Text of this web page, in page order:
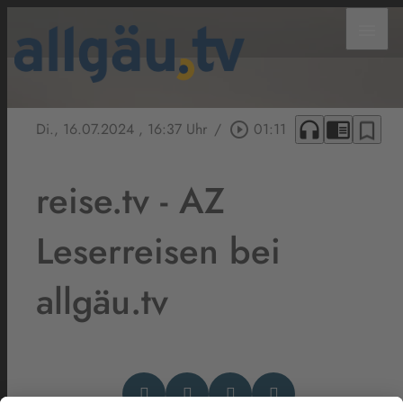
Di., 16.07.2024 , 16:37 Uhr / play_circle_outline 01:11 headphones chrome_reader_mode bookmark_border
reise.tv - AZ
Leserreisen bei
allgäu.tv